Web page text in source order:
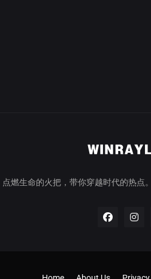
点燃生命的火把，带你穿越时代的热点